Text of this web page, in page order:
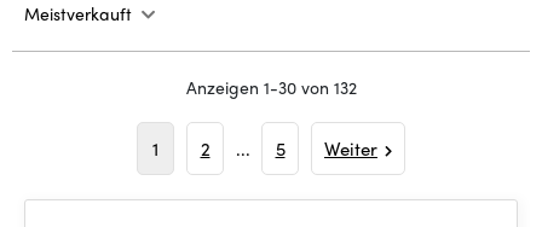
Meistverkauft
Anzeigen 1-30 von 132
1 2 ... 5 Weiter